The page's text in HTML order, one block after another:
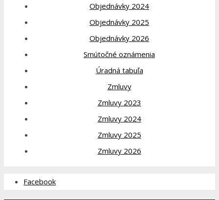
Objednávky 2024
Objednávky 2025
Objednávky 2026
Smútočné oznámenia
Úradná tabuľa
Zmluvy
Zmluvy 2023
Zmluvy 2024
Zmluvy 2025
Zmluvy 2026
Facebook